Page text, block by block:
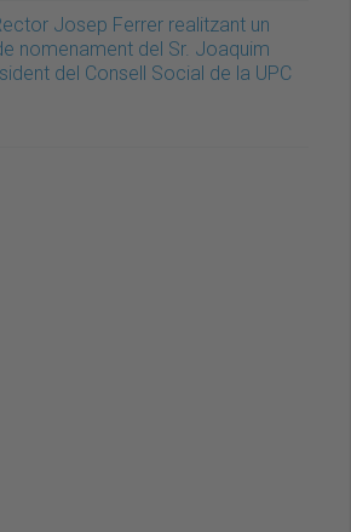
Josep Ferrer realitzant un
nomenament del Sr. Joaquim
del Consell Social de la UPC